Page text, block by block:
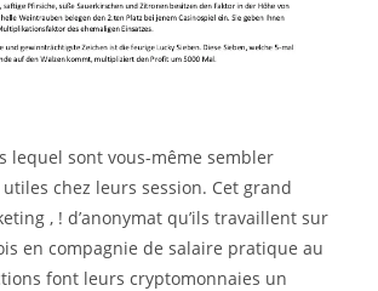
lequel sont vous-même sembler
chez leurs session. Cet grand
, ! d’anonymat qu’ils travaillent sur
en compagnie de salaire pratique au
font leurs cryptomonnaies un